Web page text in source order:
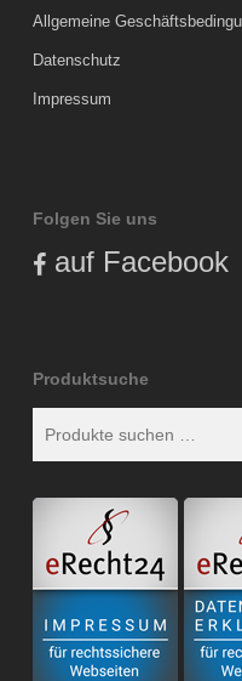
Allgemeine
Datenschutz
Impressum
Folgen Sie uns
auf Facebook
Produktsuche